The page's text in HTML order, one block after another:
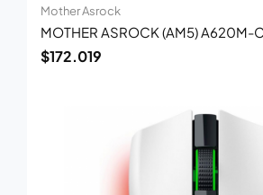
Mother Asrock
MOTHER ASROCK (AM5) A620M-
$172.019